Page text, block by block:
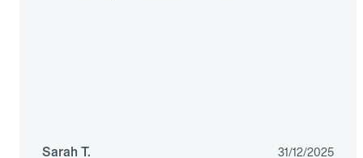
Sarah T. 31/12/2025